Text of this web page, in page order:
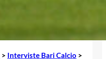
> Interviste Bari Calcio >